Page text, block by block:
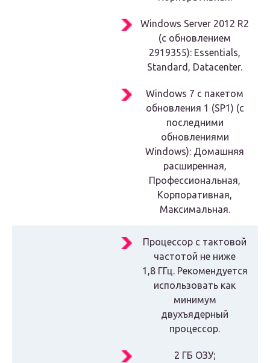
Windows Server 2012 R2
(с обновлением
2919355): Essentials,
Standard, Datacenter.
Windows 7 с пакетом
обновления 1 (SP1) (с
последними
обновлениями
Windows): Домашняя
расширенная,
Профессиональная,
Корпоративная,
Максимальная.
Процессор с тактовой
частотой не ниже
1,8 ГГц. Рекомендуется
использовать как
минимум
двухъядерный
процессор.
2 ГБ ОЗУ;